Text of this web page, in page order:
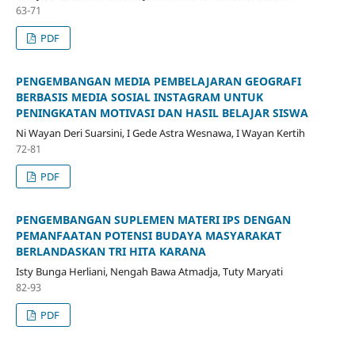
63-71
PDF
PENGEMBANGAN MEDIA PEMBELAJARAN GEOGRAFI
BERBASIS MEDIA SOSIAL INSTAGRAM UNTUK
PENINGKATAN MOTIVASI DAN HASIL BELAJAR SISWA
Ni Wayan Deri Suarsini, I Gede Astra Wesnawa, I Wayan Kertih
72-81
PDF
PENGEMBANGAN SUPLEMEN MATERI IPS DENGAN
PEMANFAATAN POTENSI BUDAYA MASYARAKAT
BERLANDASKAN TRI HITA KARANA
Isty Bunga Herliani, Nengah Bawa Atmadja, Tuty Maryati
82-93
PDF